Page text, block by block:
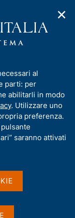
e
l
s
t
✕
al
parti: per
abilitarli in modo
. Utilizzare uno
preferenza.
saranno attivati